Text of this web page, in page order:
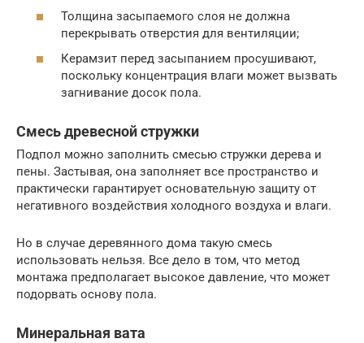
Толщина засыпаемого слоя не должна
перекрывать отверстия для вентиляции;
Керамзит перед засыпанием просушивают,
поскольку концентрация влаги может вызвать
загнивание досок пола.
Смесь древесной стружки
Подпол можно заполнить смесью стружки дерева и
пены. Застывая, она заполняет все пространство и
практически гарантирует основательную защиту от
негативного воздействия холодного воздуха и влаги.
Но в случае деревянного дома такую смесь
использовать нельзя. Все дело в том, что метод
монтажа предполагает высокое давление, что может
подорвать основу пола.
Минеральная вата